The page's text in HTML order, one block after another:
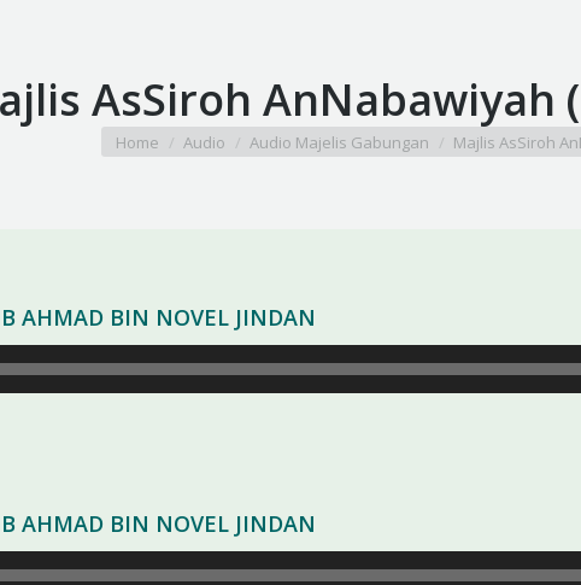
AsSiroh AnNabawiyah
You are here:
Home Audio Audio Majelis Gabungan Majlis AsSiroh
AHMAD BIN NOVEL JINDAN
AHMAD BIN NOVEL JINDAN